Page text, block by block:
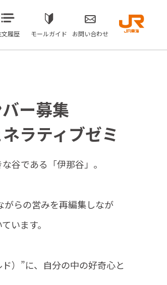
文履歴 モールガイド お問い合わせ
ー募集
ラティブゼミ
谷である「伊那谷」。
らの営みを再編集しなが
います。
）”に、自分の中の好奇心と